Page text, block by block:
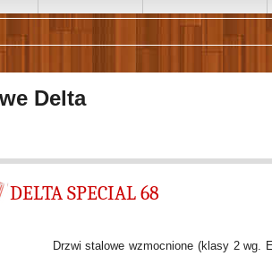
Delta
DELTA SPECIAL 68
Drzwi stalowe wzmocnione (klasy 2 wg.